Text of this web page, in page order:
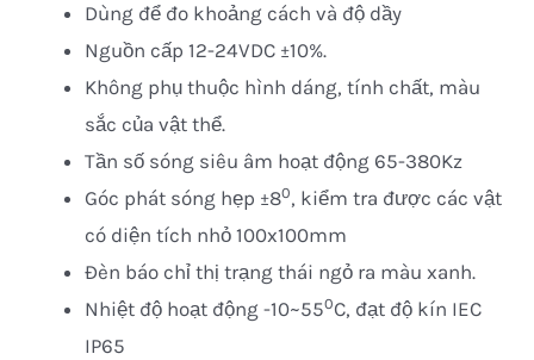
Dùng để đo khoảng cách và độ dầy
Nguồn cấp 12-24VDC ±10%.
Không phụ thuộc hình dáng, tính chất, màu
sắc của vật thể.
Tần số sóng siêu âm hoạt động 65-380Kz
Góc phát sóng hẹp ±80, kiểm tra được các vật
có diện tích nhỏ 100x100mm
Đèn báo chỉ thị trạng thái ngỏ ra màu xanh.
Nhiệt độ hoạt động -10~550C, đạt độ kín IEC
IP65